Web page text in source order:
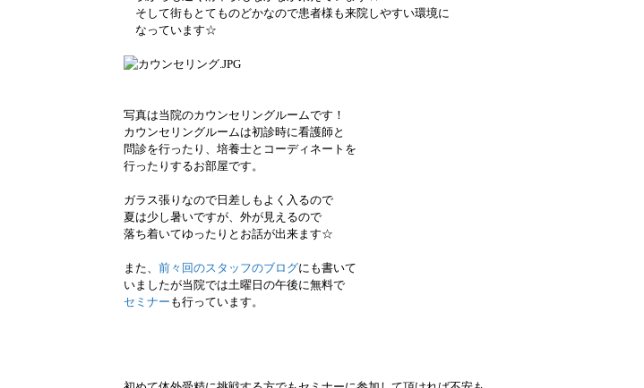
そして街もとてものどかなので患者様も来院しやすい環境に
なっています☆
写真は当院のカウンセリングルームです！
カウンセリングルームは初診時に看護師と
問診を行ったり、培養士とコーディネートを
行ったりするお部屋です。
ガラス張りなので日差しもよく入るので
夏は少し暑いですが、外が見えるので
落ち着いてゆったりとお話が出来ます☆
また、 前々回のスタッフのブログにも書いて
いましたが当院では土曜日の午後に無料で
セミナー も行っています。